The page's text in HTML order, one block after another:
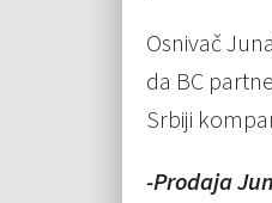
Osnivač
da BC
Srbiji
-Prodaja